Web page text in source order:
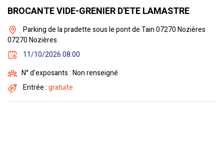
BROCANTE VIDE-GRENIER D'ETE LAMASTRE
Parking de la pradette sous le pont de Tain 07270 Nozières
07270 Nozières
11/10/2026 08:00
N° d'exposants : Non renseigné
Entrée :gratuite